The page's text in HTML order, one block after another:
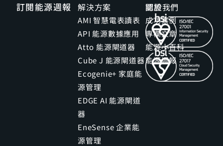
訂閱能源週報 解決方案
AMI 智慧電表讀表
API 能源數據應用
Atto 能源閘道器
Cube J 能源閘道器
Ecogenie+ 家庭能
源管理
EDGE AI 能源閘道
器
EneSense 企業能
源管理
關於我們
成功案例
專欄文章
能源小百科
能源週報
認證